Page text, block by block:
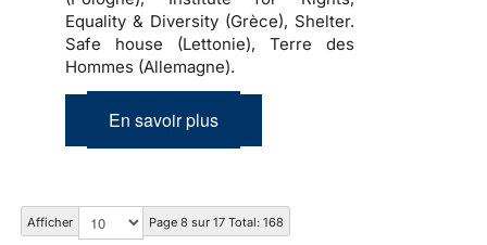
Equality & Diversity (Grèce), Shelter.
Safe house (Lettonie), Terre des
Hommes (Allemagne).
En savoir plus
Afficher Page 8 sur 17 Total: 168